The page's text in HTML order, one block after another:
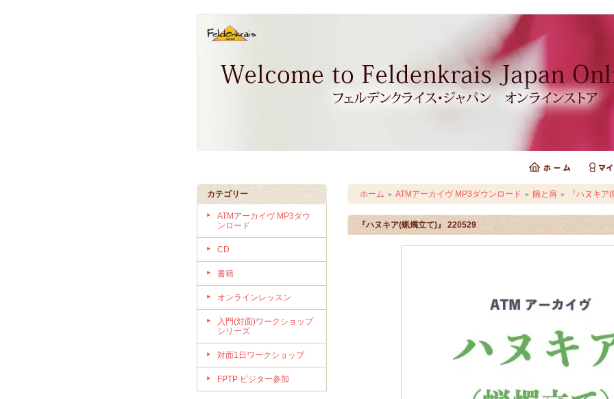
カテゴリー
ATMアーカイヴ MP3ダウ
ンロード
CD
書籍
オンラインレッスン
入門(対面)ワークショップ
シリーズ
対面1日ワークショップ
FPTP ビジター参加
ホーム ＞ ATMアーカイヴ MP3ダウンロード ＞ 腕と肩 ＞ 『ハヌキ
『ハヌキア(蝋燭立て)』 220529